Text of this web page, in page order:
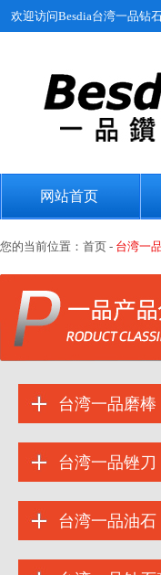
欢迎访问Besdia台湾一品钻
网站首页
您的当前位置： 首页 - 台湾一
台湾一品磨棒
台湾一品锉刀
台湾一品油石